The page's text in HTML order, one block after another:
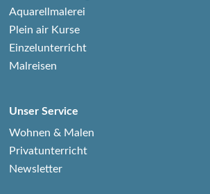
Aquarellmalerei
Plein air Kurse
Einzelunterricht
Malreisen
Unser Service
Wohnen & Malen
Privatunterricht
Newsletter